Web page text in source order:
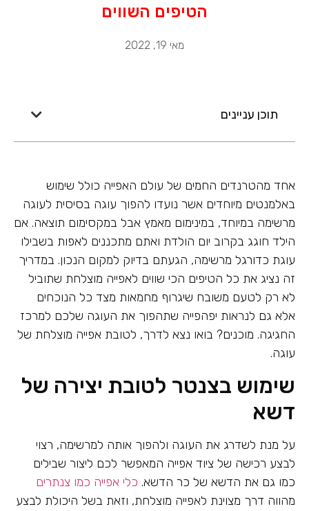
הטיפים השווים
מאי 19, 2022
תוכן עניינים
אחד מהטרנדים החמים של עולם האפייה כולל שימוש
באלמנטים מיוחדים אשר נועדו להפוך עוגה בסיסית לעוגה
מרשימה במיוחד, במינימום מאמץ אבל במקסימום תוצאה. אם
הילד חוגג בקרוב יום הולדת ואתם מתכננים לאפות בשבילו
עוגת כדורגל מרשימה, הגעתם בדיוק למקום הנכון. במדריך
זה נציג את כל הטיפים הכי שווים לאפייה מוצלחת שתוביל
לא רק לטעם משובח שיגרוף מחמאות מצד כל הנוכחים
אלא גם לנראות יפהפייה שתהפוך את העוגה שלכם למרכז
החגיגה. מוכנים? בואו נצא לדרך, לטובת אפייה מוצלחת של
עוגה.
שימוש בצנטר לטובת יצירה של
דשא
על מנת לשדרג את העוגה ולהפוך אותה למרשימה, רצוי
לבצע רכישה של ציוד אפייה המאפשר לכם ליצור שבילים
כמו גם את הדשא של כר הדשא. כלי אפייה כמו צנתרים
מהווה דרך מצוינת לאפייה מוצלחת, וזאת בשל היכולת לבצע